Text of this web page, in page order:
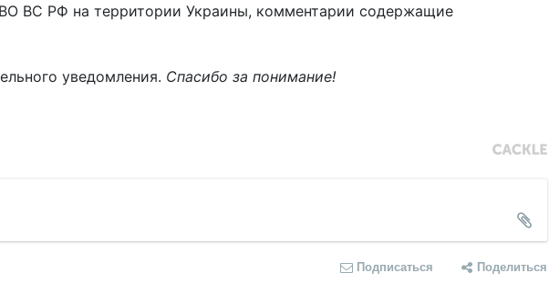
ВС РФ на территории Украины, комментарии содержащие
уведомления. Спасибо за понимание!
Подписаться Поделиться